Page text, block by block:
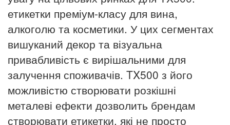
етикетки преміум-класу для вина,
алкоголю та косметики. У цих сегментах
вишуканий декор та візуальна
привабливість є вирішальними для
залучення споживачів. TX500 з його
можливістю створювати розкішні
металеві ефекти дозволить брендам
створювати етикетки, які не просто